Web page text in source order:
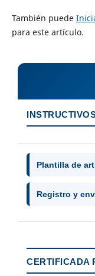
También puede
para este artículo.
Plantilla de
Registro y
CERTIFICADA